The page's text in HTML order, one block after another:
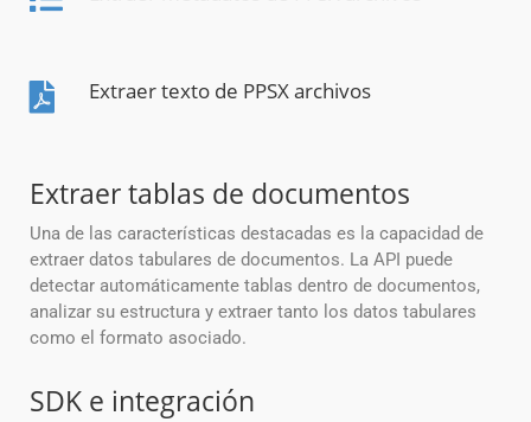
Extraer texto de PPSX archivos
Extraer tablas de documentos
Una de las características destacadas es la capacidad de
extraer datos tabulares de documentos. La API puede
detectar automáticamente tablas dentro de documentos,
analizar su estructura y extraer tanto los datos tabulares
como el formato asociado.
SDK e integración